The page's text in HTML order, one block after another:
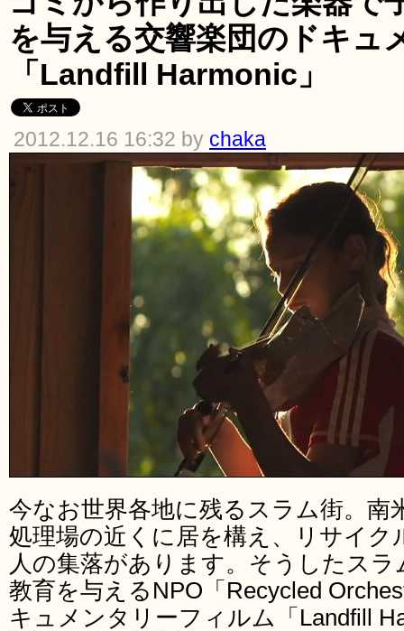
を与える交響楽団のドキュ
「Landfill Harmonic」
2012.12.16 16:32 by chaka
今なお世界各地に残るスラム街。南
処理場の近くに居を構え、リサイク
人の集落があります。そうしたス
教育を与えるNPO「Recycled
キュメンタリーフィルム「Landfill